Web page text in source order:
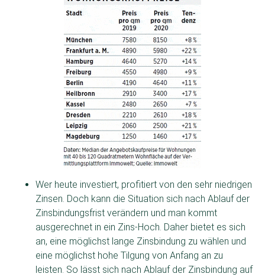
Wer heute investiert, profitiert von den sehr niedrigen
Zinsen. Doch kann die Situation sich nach Ablauf der
Zinsbindungsfrist verändern und man kommt
ausgerechnet in ein Zins-Hoch. Daher bietet es sich
an, eine möglichst lange Zinsbindung zu wählen und
eine möglichst hohe Tilgung von Anfang an zu
leisten. So lässt sich nach Ablauf der Zinsbindung auf